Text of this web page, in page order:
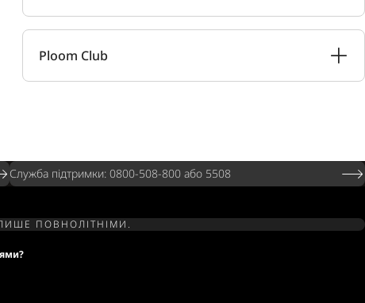
Ploom Club
Служба підтримки: 0800-508-800 або 5508
ПОВНОЛІТНІМИ.